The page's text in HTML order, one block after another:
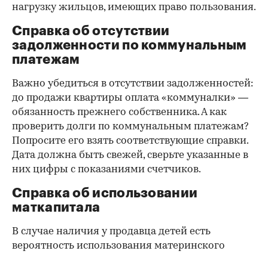
нагрузку жильцов, имеющих право пользования.
Справка об отсутствии
задолженности по коммунальным
платежам
Важно убедиться в отсутствии задолженностей:
до продажи квартиры оплата «коммуналки» —
обязанность прежнего собственника. А как
проверить долги по коммунальным платежам?
Попросите его взять соответствующие справки.
Дата должна быть свежей, сверьте указанные в
них цифры с показаниями счетчиков.
Справка об использовании
маткапитала
В случае наличия у продавца детей есть
вероятность использования материнского